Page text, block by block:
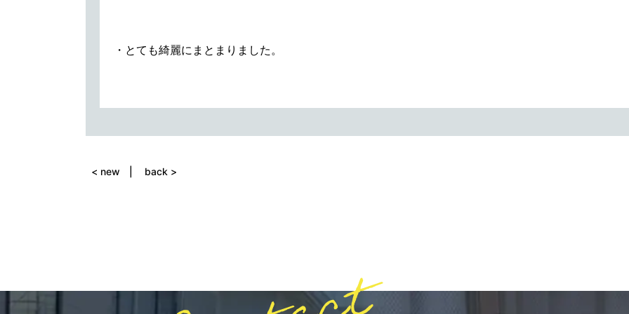
・とても綺麗にまとまりました。
< new back >